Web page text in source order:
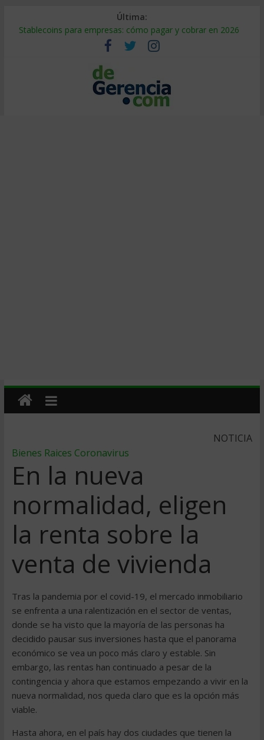
Última:
Stablecoins para empresas: cómo pagar y cobrar en 2026
Despido silencioso: qué es y por qué sale tan caro
IA en selección de personal: cómo auditarla a tiempo
Trabajo forzoso en la cadena de suministro: qué hacer
Mercado hispano de EE. UU.: cómo segmentarlo y venderle
NOTICIA
Bienes Raices Coronavirus
En la nueva
normalidad, eligen
la renta sobre la
venta de vivienda
Tras la pandemia por el covid-19, el mercado inmobiliario
se enfrenta a una ralentización en el sector de ventas,
donde se ha visto que la mayoría de las personas ha
decidido pausar sus inversiones hasta que el panorama
económico se vea un poco más claro y estable. Sin
embargo, las rentas han continuado a pesar de la
contingencia y ahora que estamos empezando a vivir en la
nueva normalidad, nos queda claro que es la opción más
viable.
Hasta ahora, en el país hay dos ciudades que tienen la